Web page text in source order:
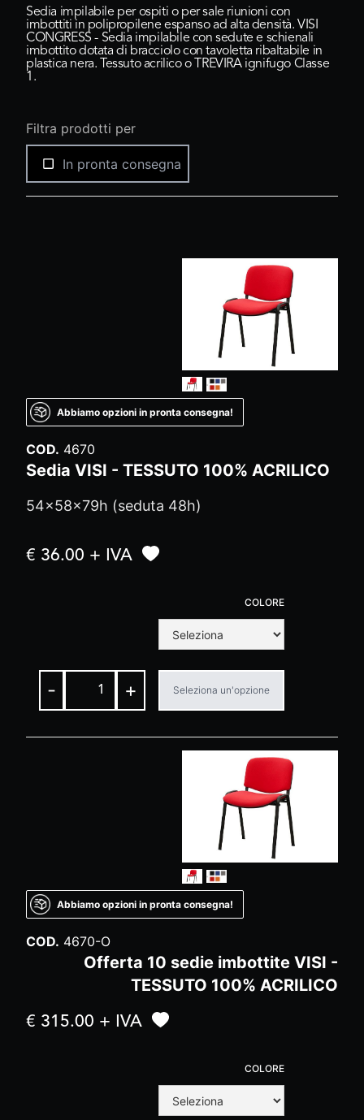
Sedia impilabile per ospiti o per sale riunioni con
imbottiti in polipropilene espanso ad alta densità. VISI
CONGRESS - Sedia impilabile con sedute e schienali
imbottito dotata di bracciolo con tavoletta ribaltabile in
plastica nera. Tessuto acrilico o TREVIRA ignifugo Classe
1.
Filtra prodotti per
In pronta consegna
Abbiamo opzioni in pronta consegna!
COD. 4670
Sedia VISI - TESSUTO 100% ACRILICO
54x58x79h (seduta 48h)
€ 36.00 + IVA
COLORE
- + Seleziona un'opzione
Abbiamo opzioni in pronta consegna!
COD. 4670-O
Offerta 10 sedie imbottite VISI -
TESSUTO 100% ACRILICO
€ 315.00 + IVA
COLORE